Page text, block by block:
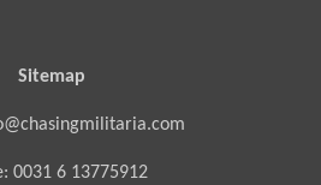
Sitemap
0031 6 13775912